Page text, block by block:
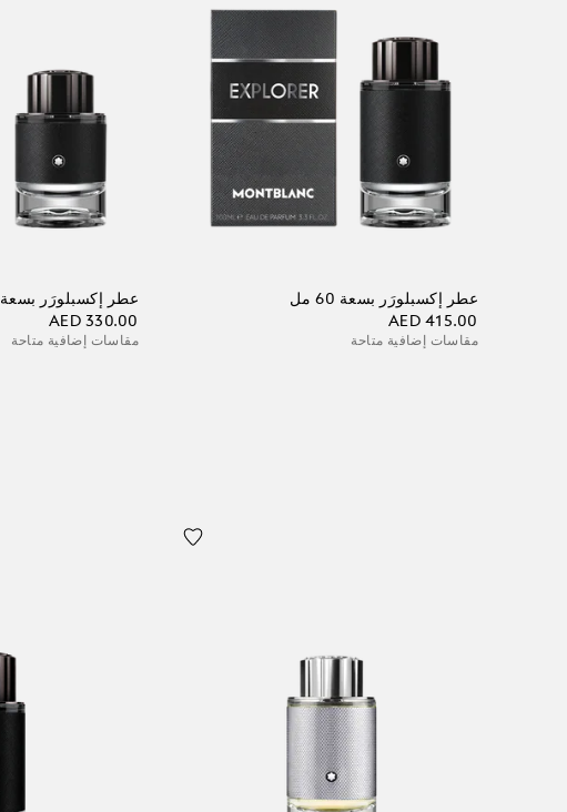
عطر إكسبلورَر بسعة 60 مل
AED 415.00
مقاسات إضافية متاحة
عطر إكسبلورَر بسعة 60 مل
AED 330.00
مقاسات إضافية متاحة